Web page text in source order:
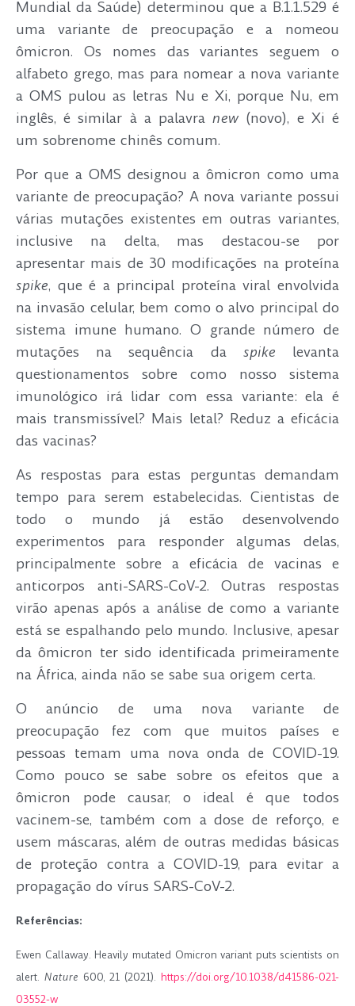
Mundial da Saúde) determinou que a B.1.1.529 é
uma variante de preocupação e a nomeou
ômicron. Os nomes das variantes seguem o
alfabeto grego, mas para nomear a nova variante
a OMS pulou as letras Nu e Xi, porque Nu, em
inglês, é similar à a palavranew (novo), e Xi é
um sobrenome chinês comum.
Por que a OMS designou a ômicron como uma
variante de preocupação? A nova variante possui
várias mutações existentes em outras variantes,
inclusive na delta, mas destacou-se por
apresentar mais de 30 modificações na proteína
spike, que é a principal proteína viral envolvida
na invasão celular, bem como o alvo principal do
sistema imune humano. O grande número de
mutações na sequência da spike
levanta
questionamentos sobre como nosso sistema
imunológico irá lidar com essa variante: ela é
mais transmissível? Mais letal? Reduz a eficácia
das vacinas?
As respostas para estas perguntas demandam
tempo para serem estabelecidas. Cientistas de
todo o mundo já estão desenvolvendo
experimentos para responder algumas delas,
principalmente sobre a eficácia de vacinas e
anticorpos anti-SARS-CoV-2. Outras respostas
virão apenas após a análise de como a variante
está se espalhando pelo mundo. Inclusive, apesar
da ômicron ter sido identificada primeiramente
na África, ainda não se sabe sua origem certa.
O anúncio de uma nova variante de
preocupação fez com que muitos países e
pessoas temam uma nova onda de COVID-19.
Como pouco se sabe sobre os efeitos que a
ômicron pode causar, o ideal é que todos
vacinem-se, também com a dose de reforço, e
usem máscaras, além de outras medidas básicas
de proteção contra a COVID-19, para evitar a
propagação do vírus SARS-CoV-2.
Referências:
Ewen Callaway. Heavily mutated Omicron variant puts scientists on
alert. Nature 600, 21 (2021). https://doi.org/10.1038/d41586-021-
03552-w